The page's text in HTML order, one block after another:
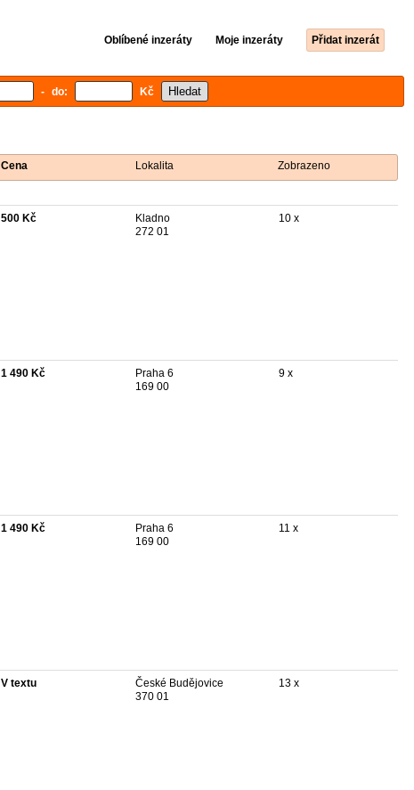
Oblíbené inzeráty Moje inzeráty Přidat inzerát
- do: Kč
Cena Lokalita Zobrazeno
500 Kč
Kladno
272 01
10 x
1 490 Kč
Praha 6
169 00
9 x
1 490 Kč
Praha 6
169 00
11 x
V textu
České Budějovice
370 01
13 x